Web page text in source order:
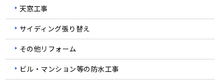
天窓工事
サイディング張り替え
その他リフォーム
ビル・マンション等の防水工事